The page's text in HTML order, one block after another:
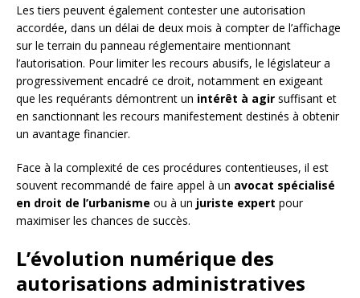
Les tiers peuvent également contester une autorisation
accordée, dans un délai de deux mois à compter de l’affichage
sur le terrain du panneau réglementaire mentionnant
l’autorisation. Pour limiter les recours abusifs, le législateur a
progressivement encadré ce droit, notamment en exigeant
que les requérants démontrent un intérêt à agir suffisant et
en sanctionnant les recours manifestement destinés à obtenir
un avantage financier.
Face à la complexité de ces procédures contentieuses, il est
souvent recommandé de faire appel à un avocat spécialisé
en droit de l’urbanisme ou à un juriste expert pour
maximiser les chances de succès.
L’évolution numérique des
autorisations administratives